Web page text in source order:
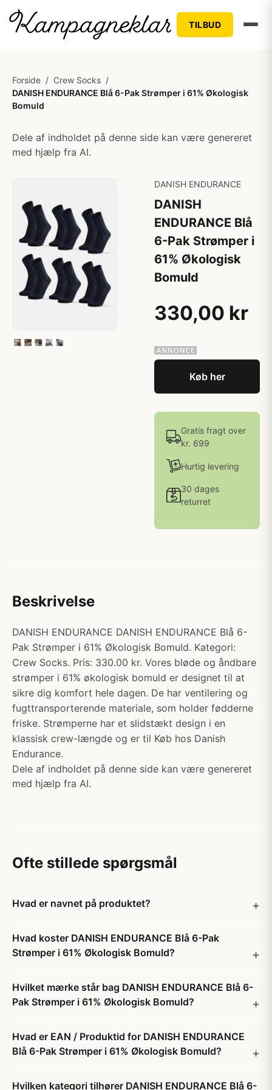
TILBUD
Forside / Crew Socks /
DANISH ENDURANCE Blå 6-Pak Strømper i 61% Økologisk
Bomuld
Dele af indholdet på denne side kan være genereret
med hjælp fra AI.
DANISH ENDURANCE
DANISH
ENDURANCE Blå
6-Pak Strømper i
61% Økologisk
Bomuld
330,00 kr
Køb her
Gratis fragt over
kr. 699
Hurtig levering
30 dages
returret
Beskrivelse
DANISH ENDURANCE DANISH ENDURANCE Blå 6-
Pak Strømper i 61% Økologisk Bomuld. Kategori:
Crew Socks. Pris: 330.00 kr. Vores bløde og åndbare
strømper i 61% økologisk bomuld er designet til at
sikre dig komfort hele dagen. De har ventilering og
fugttransporterende materiale, som holder fødderne
friske. Strømperne har et slidstækt design i en
klassisk crew-længde og er til Køb hos Danish
Endurance.
Dele af indholdet på denne side kan være genereret
med hjælp fra AI.
Ofte stillede spørgsmål
Hvad er navnet på produktet?
Hvad koster DANISH ENDURANCE Blå 6-Pak
Strømper i 61% Økologisk Bomuld?
Hvilket mærke står bag DANISH ENDURANCE Blå 6-
Pak Strømper i 61% Økologisk Bomuld?
Hvad er EAN / Produktid for DANISH ENDURANCE
Blå 6-Pak Strømper i 61% Økologisk Bomuld?
Hvilken kategori tilhører DANISH ENDURANCE Blå 6-